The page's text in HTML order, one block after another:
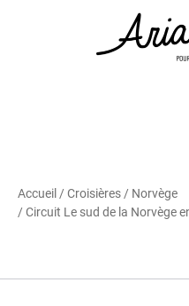
Accueil /Croisières / Norvège
/ Circuit Le sud de la Norvège